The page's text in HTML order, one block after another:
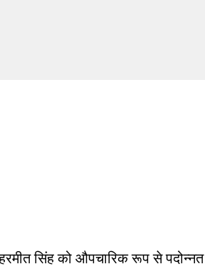
सिंह को औपचारिक रूप से पदोन्नत